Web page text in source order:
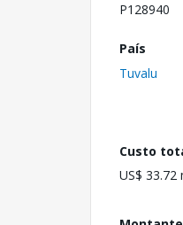
P128940
País
Tuvalu
Custo
US$ 33.72